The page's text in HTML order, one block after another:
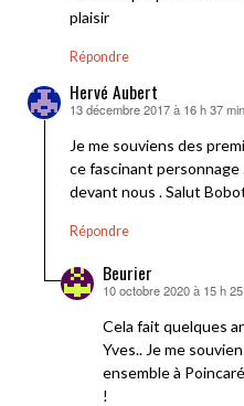
plaisir
Répondre
Hervé Aubert
dit :
13 décembre 2017 à 16 h 37 min
Je me souviens des
ce fascinant personnage
devant nous . Salut
Répondre
Beurier
dit :
10 octobre 2020 à 15 h
Cela fait quelques
Yves.. Je me
ensemble à
!